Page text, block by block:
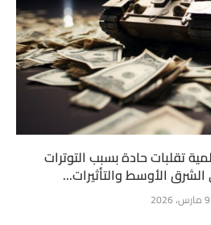
تقلبات حادة بسبب التوترات
الأوسط والتأثيرات...
9 مارس، 2026